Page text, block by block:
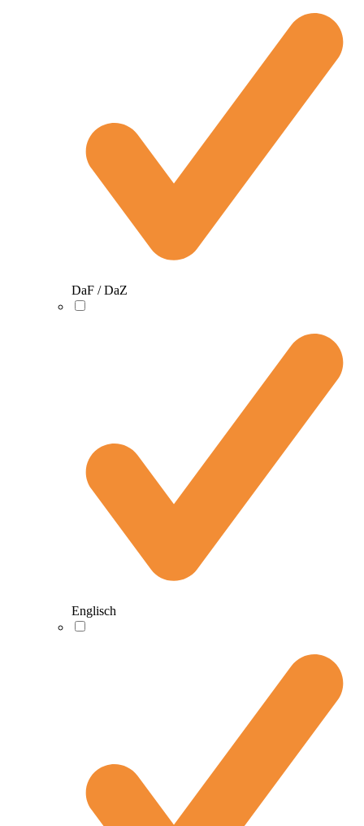
DaF / DaZ
Englisch